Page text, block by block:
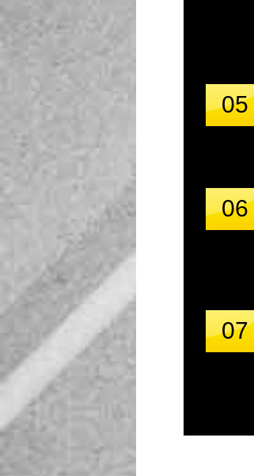
05
06
07